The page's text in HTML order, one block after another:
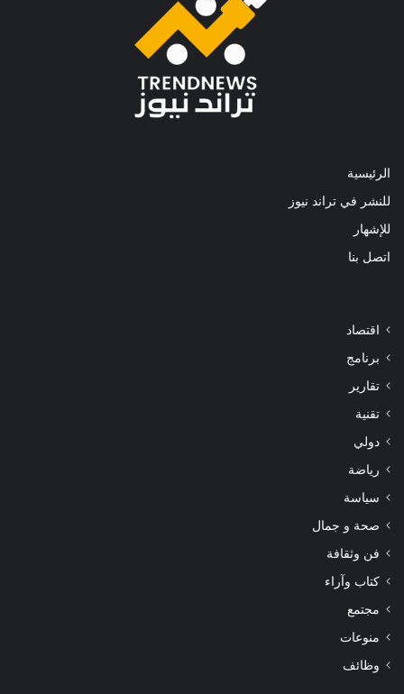
الرئيسية
للنشر في تراند نيوز
للإشهار
اتصل بنا
اقتصاد
برنامج
تقارير
تقنية
دولي
رياضة
سياسة
صحة و جمال
فن وثقافة
كتاب وآراء
مجتمع
منوعات
وظائف